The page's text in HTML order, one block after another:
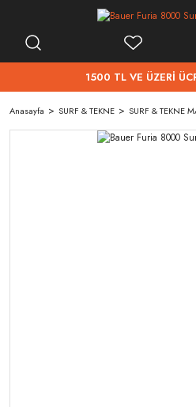
1500 TL VE ÜZERİ
Anasayfa SURF & TEKNE SURF & TEKNE